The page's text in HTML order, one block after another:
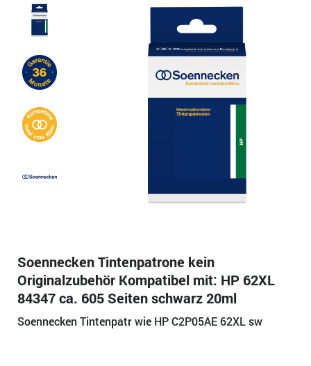
Soennecken Tintenpatrone kein
Originalzubehör Kompatibel mit: HP 62XL
84347 ca. 605 Seiten schwarz 20ml
Soennecken Tintenpatr wie HP C2P05AE 62XL sw